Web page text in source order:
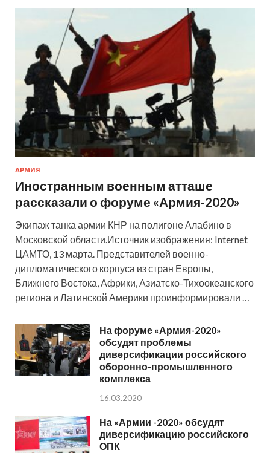
АРМИЯ
Иностранным военным атташе
рассказали о форуме «Армия-2020»
Экипаж танка армии КНР на полигоне Алабино в
Московской области.Источник изображения: Internet
ЦАМТО, 13 марта. Представителей военно-
дипломатического корпуса из стран Европы,
Ближнего Востока, Африки, Азиатско-Тихоокеанского
региона и Латинской Америки проинформировали …
На форуме «Армия-2020»
обсудят проблемы
диверсификации российского
оборонно-промышленного
комплекса
16.03.2020
На «Армии -2020» обсудят
диверсификацию российского
ОПК